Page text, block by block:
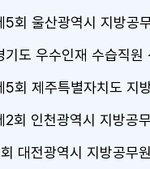
회 울산광역시 지방공
도 우수인재 수습직원
회 제주특별자치도 지
회 인천광역시 지방공
대전광역시 지방공무